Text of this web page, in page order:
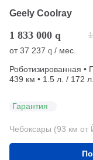
Geely Coolray
1 833 000 q
от37 237 q / мес.
Роботизированная •
439 км • 1.5 л. / 172
Гарантия
Чебоксары (93 км